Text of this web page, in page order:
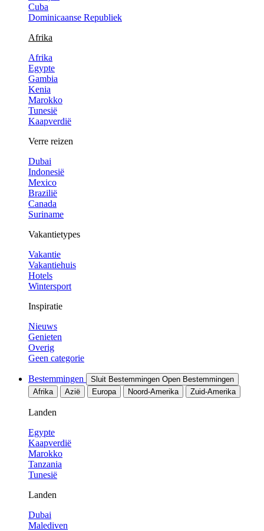
Cuba
Dominicaanse Republiek
Afrika
Afrika
Egypte
Gambia
Kenia
Marokko
Tunesië
Kaapverdië
Verre reizen
Dubai
Indonesië
Mexico
Brazilië
Canada
Suriname
Vakantietypes
Vakantie
Vakantiehuis
Hotels
Wintersport
Inspiratie
Nieuws
Genieten
Overig
Geen categorie
Bestemmingen Sluit Bestemmingen Open Bestemmingen
Afrika
Azië Europa Noord-Amerika Zuid-Amerika
Landen
Egypte
Kaapverdië
Marokko
Tanzania
Tunesië
Landen
Dubai
Malediven